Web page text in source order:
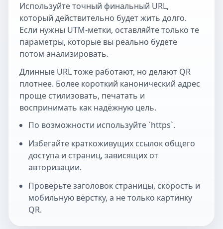
Используйте точный финальный URL,
который действительно будет жить долго.
Если нужны UTM-метки, оставляйте только те
параметры, которые вы реально будете
потом анализировать.
Длинные URL тоже работают, но делают QR
плотнее. Более короткий канонический адрес
проще стилизовать, печатать и
воспринимать как надёжную цель.
По возможности используйте `https`.
Избегайте краткоживущих ссылок общего
доступа и страниц, зависящих от
авторизации.
Проверьте заголовок страницы, скорость и
мобильную вёрстку, а не только картинку
QR.